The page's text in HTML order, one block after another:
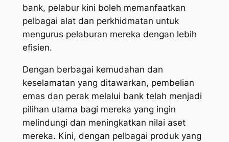
bank, pelabur kini boleh memanfaatkan
pelbagai alat dan perkhidmatan untuk
mengurus pelaburan mereka dengan lebih
efisien.
Dengan berbagai kemudahan dan
keselamatan yang ditawarkan, pembelian
emas dan perak melalui bank telah menjadi
pilihan utama bagi mereka yang ingin
melindungi dan meningkatkan nilai aset
mereka. Kini, dengan pelbagai produk yang